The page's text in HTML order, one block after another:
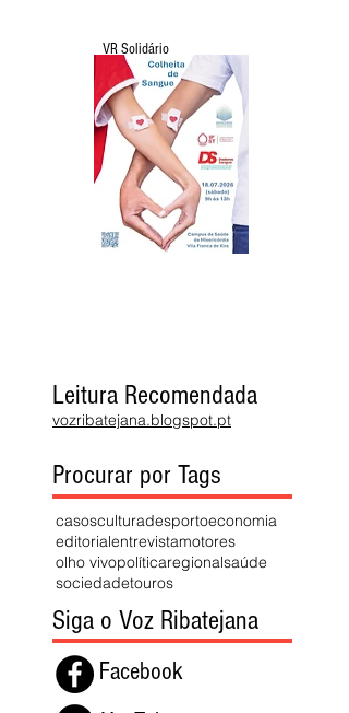
VR Solidário
Leitura Recomendada
vozribatejana.blogspot.pt
Procurar por Tags
casosculturadesportoeconomia
editorialentrevistamotores
olho vivopolíticaregionalsaúde
sociedadetouros
Siga o Voz Ribatejana
Facebook